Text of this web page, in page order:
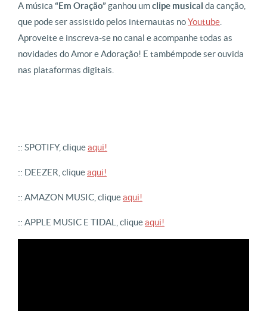
A música “Em Oração”ganhou umclipe musical da canção,
que pode ser assistido pelos internautas noYoutube
Aproveite e inscreva-se no canal e acompanhe todas as
novidades do Amor e Adoração! E tambémpode ser ouvida
nas plataformas digitais.
:: SPOTIFY, cliqueaqui!
:: DEEZER, cliqueaqui!
:: AMAZON MUSIC, cliqueaqui!
:: APPLE MUSIC E TIDAL, cliqueaqui!